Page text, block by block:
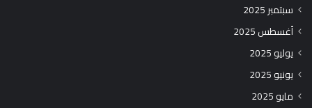
سبتمبر 2025
أغسطس 2025
يوليو 2025
يونيو 2025
مايو 2025